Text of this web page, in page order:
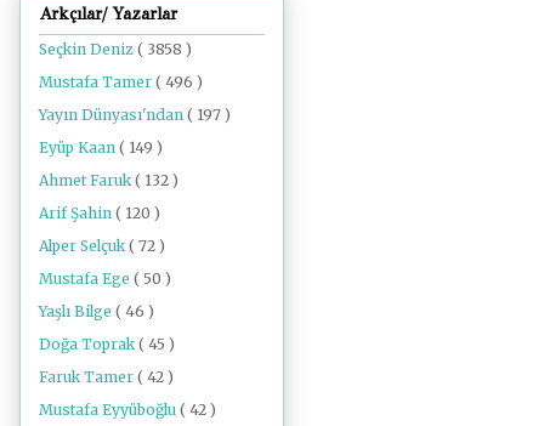
Arkçılar/ Yazarlar
Seçkin Deniz ( 3858 )
Mustafa Tamer ( 496 )
Yayın Dünyası'ndan ( 197 )
Eyüp Kaan ( 149 )
Ahmet Faruk ( 132 )
Arif Şahin ( 120 )
Alper Selçuk ( 72 )
Mustafa Ege ( 50 )
Yaşlı Bilge ( 46 )
Doğa Toprak ( 45 )
Faruk Tamer ( 42 )
Mustafa Eyyüboğlu ( 42 )